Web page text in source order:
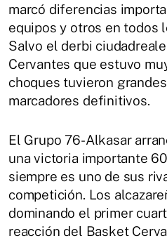
marcó diferencias
equipos y otros en todos
Salvo el derbi
Cervantes que estuvo
choques tuvieron
marcadores definitivos.
El Grupo 76-Alkasar
una victoria importante
siempre es uno de sus
competición. Los
dominando el primer
reacción del Basket